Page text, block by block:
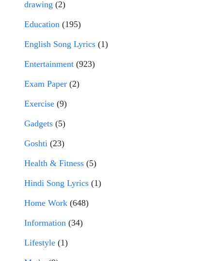
drawing (2)
Education (195)
English Song Lyrics (1)
Entertainment (923)
Exam Paper (2)
Exercise (9)
Gadgets (5)
Goshti (23)
Health & Fitness (5)
Hindi Song Lyrics (1)
Home Work (648)
Information (34)
Lifestyle (1)